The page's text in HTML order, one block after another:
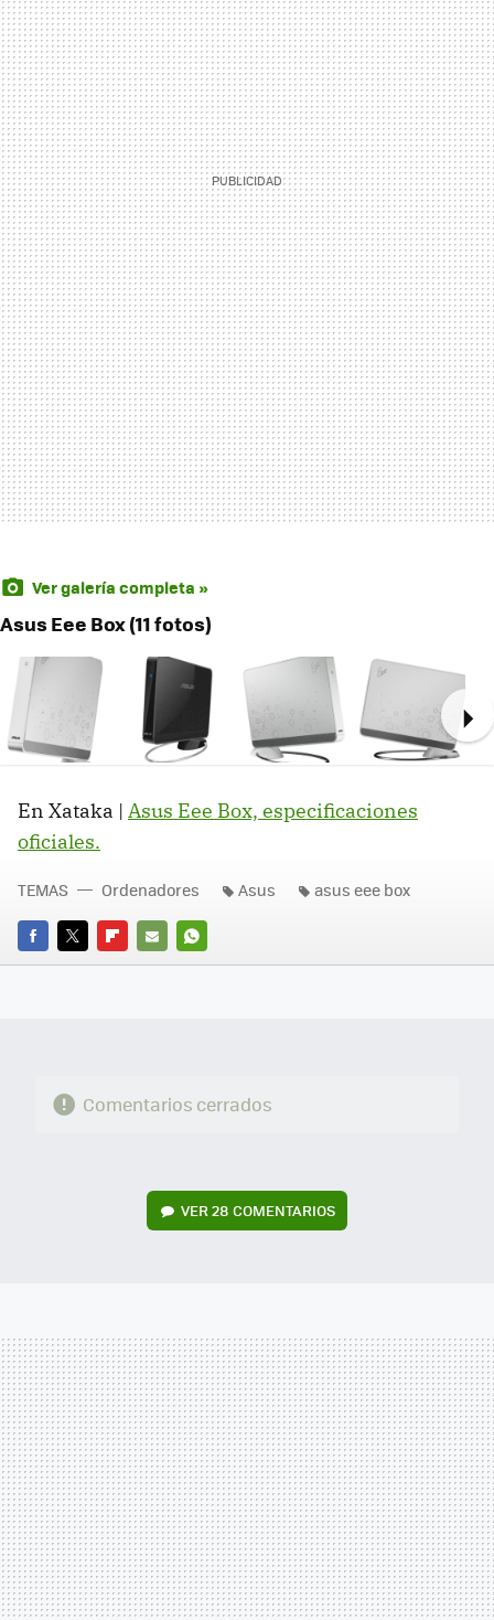
Ver galería completa »
Asus Eee Box (11 fotos)
En Xataka | Asus Eee Box, especificaciones
oficiales.
FACEBOOK
TWITTERFLIPBOARD
E-
WHATSAPP
TEMAS Ordenadores Asus asus eee box
Comentarios cerrados
VER28 COMENTARIOS